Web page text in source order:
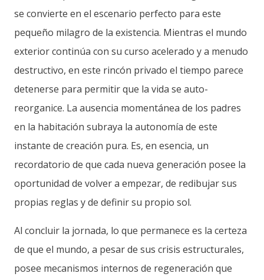
se convierte en el escenario perfecto para este
pequeño milagro de la existencia. Mientras el mundo
exterior continúa con su curso acelerado y a menudo
destructivo, en este rincón privado el tiempo parece
detenerse para permitir que la vida se auto-
reorganice. La ausencia momentánea de los padres
en la habitación subraya la autonomía de este
instante de creación pura. Es, en esencia, un
recordatorio de que cada nueva generación posee la
oportunidad de volver a empezar, de redibujar sus
propias reglas y de definir su propio sol.
Al concluir la jornada, lo que permanece es la certeza
de que el mundo, a pesar de sus crisis estructurales,
posee mecanismos internos de regeneración que